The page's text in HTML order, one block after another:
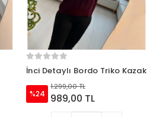
İnci Detaylı Bordo Triko Kazak
%24
1.299,00 TL
989,00 TL